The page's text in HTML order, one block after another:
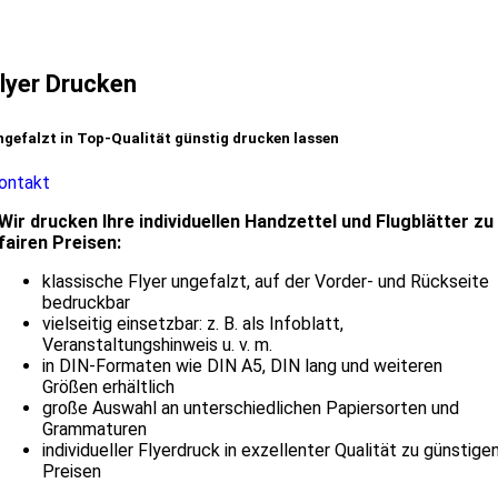
Drucken
in Top-Qualität günstig drucken lassen
drucken Ihre individuellen Handzettel und Flugblätter zu
Preisen:
klassische Flyer ungefalzt, auf der Vorder- und Rückseite
bedruckbar
vielseitig einsetzbar: z. B. als Infoblatt,
Veranstaltungshinweis u. v. m.
in DIN-Formaten wie DIN A5, DIN lang und weiteren
Größen erhältlich
große Auswahl an unterschiedlichen Papiersorten und
Grammaturen
individueller Flyerdruck in exzellenter Qualität zu
Preisen